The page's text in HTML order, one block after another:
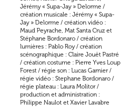
Jérémy « Supa-Jay » Delorme /
création musicale : Jérémy « Supa-
Jay » Delorme / création vidéo :
Maud Peyrache, Mat Santa Cruz et
Stéphane Bordonaro / création
lumières : Pablo Roy / création
scénographique : Claire Jouët Pastré
/ création costume : Pierre Yves Loup
Forest / régie son : Lucas Garnier /
régie vidéo : Stephane Bordonaro /
régie plateau : Laura Molitor /
production et administration :
Philippe Naulot et Xavier Lavabre